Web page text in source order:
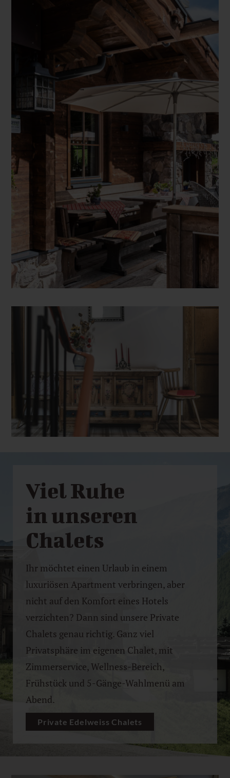
Viel Ruhe
in unseren
Chalets
Ihr möchtet einen Urlaub in einem
luxuriösen Apartment verbringen, aber
nicht auf den Komfort eines Hotels
verzichten? Dann sind unsere Private
Chalets genau richtig. Ganz viel
Privatsphäre im eigenen Chalet, mit
Zimmerservice, Wellness-Bereich,
Frühstück und 5-Gänge-Wahlmenü am
Abend.
Private Edelweiss Chalets